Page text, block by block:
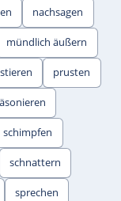
nachsagen
mündlich äußern
prusten
schimpfen
schnattern
sprechen